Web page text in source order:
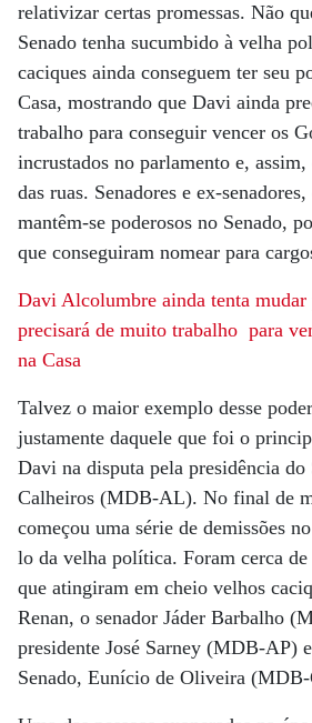
relativizar certas promessas. Não
Senado tenha sucumbido à velha
caciques ainda conseguem ter seu
Casa, mostrando que Davi ainda
trabalho para conseguir vencer os
incrustados no parlamento e,
das ruas. Senadores e ex-
mantêm-se poderosos no Senado,
que conseguiram nomear para
Davi Alcolumbre ainda tenta mudar
precisará de muito trabalho para
na Casa
Talvez o maior exemplo desse
justamente daquele que foi o
Davi na disputa pela presidência do
Calheiros (MDB-AL). No final de
começou uma série de demissões
lo da velha política. Foram cerca de
que atingiram em cheio velhos
Renan, o senador Jáder Barbalho
presidente José Sarney (MDB-AP)
Senado, Eunício de Oliveira